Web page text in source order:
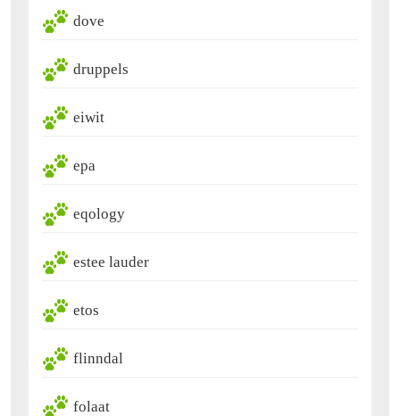
dove
druppels
eiwit
epa
eqology
estee lauder
etos
flinndal
folaat